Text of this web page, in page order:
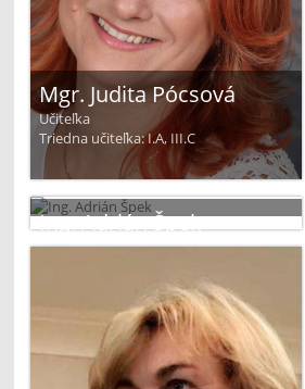
Mgr. Judita Pócsová
Učiteľka
Triedna učiteľka: I.A, III.C
Ing. Adrián Špek
Učiteľ